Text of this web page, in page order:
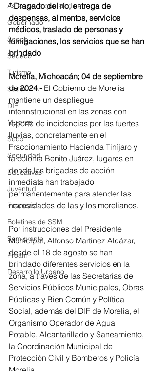
Así se ve lo que se dice...
Gobernador
Segob
Sedeco
Turismo
Sader
DIF
Mujeres
Scop
Seguridad
Educativas
Juventud
Finanzas
Boletines de SSM
Semigrante
Proam
Desarrollo Urbano
* Dragado del río, entrega de
despensas, alimentos, servicios
médicos, traslado de personas y
fumigaciones, los servicios que se han
brindado
Morelia, Michoacán; 04 de septiembre
de 2024.- El Gobierno de Morelia
mantiene un despliegue
interinstitucional en las zonas con
reporte de incidencias por las fuertes
lluvias, concretamente en el
Fraccionamiento Hacienda Tiníjaro y
la colonia Benito Juárez, lugares en
donde las brigadas de acción
inmediata han trabajado
permanentemente para atender las
necesidades de las y los morelianos.
Por instrucciones del Presidente
Municipal, Alfonso Martínez Alcázar,
desde el 18 de agosto se han
brindado diferentes servicios en la
zona, a través de las Secretarías de
Servicios Públicos Municipales, Obras
Públicas y Bien Común y Política
Social, además del DIF de Morelia, el
Organismo Operador de Agua
Potable, Alcantarillado y Saneamiento,
la Coordinación Municipal de
Protección Civil y Bomberos y Policía